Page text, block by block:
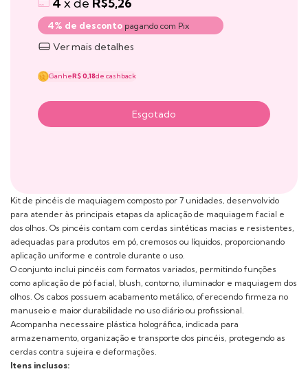
4% de desconto pagando com Pix
Ver mais detalhes
GanheR$ 0,18de cashback
Kit de pincéis de maquiagem composto por 7 unidades, desenvolvido
para atender às principais etapas da aplicação de maquiagem facial e
dos olhos. Os pincéis contam com cerdas sintéticas macias e resistentes,
adequadas para produtos em pó, cremosos ou líquidos, proporcionando
aplicação uniforme e controle durante o uso.
O conjunto inclui pincéis com formatos variados, permitindo funções
como aplicação de pó facial, blush, contorno, iluminador e maquiagem dos
olhos. Os cabos possuem acabamento metálico, oferecendo firmeza no
manuseio e maior durabilidade no uso diário ou profissional.
Acompanha necessaire plástica holográfica, indicada para
armazenamento, organização e transporte dos pincéis, protegendo as
cerdas contra sujeira e deformações.
Itens inclusos: